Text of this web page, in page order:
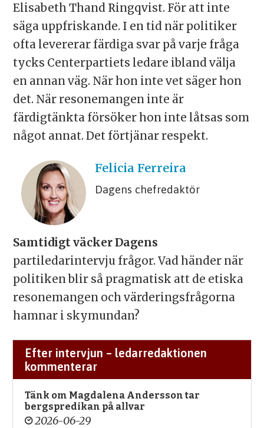
Elisabeth Thand Ringqvist. För att inte
säga uppfriskande. I en tid när politiker
ofta levererar färdiga svar på varje fråga
tycks Centerpartiets ledare ibland välja
en annan väg. När hon inte vet säger hon
det. När resonemangen inte är
färdigtänkta försöker hon inte låtsas som
något annat. Det förtjänar respekt.
Felicia Ferreira
Dagens chefredaktör
Samtidigt väcker Dagens
partiledarintervju frågor.Vad händer när
politiken blir så pragmatisk att de etiska
resonemangen och värderingsfrågorna
hamnar i skymundan?
Efter intervjun – ledarredaktionen
kommenterar
Tänk om Magdalena Andersson tar
bergspredikan på allvar
2026-06-29